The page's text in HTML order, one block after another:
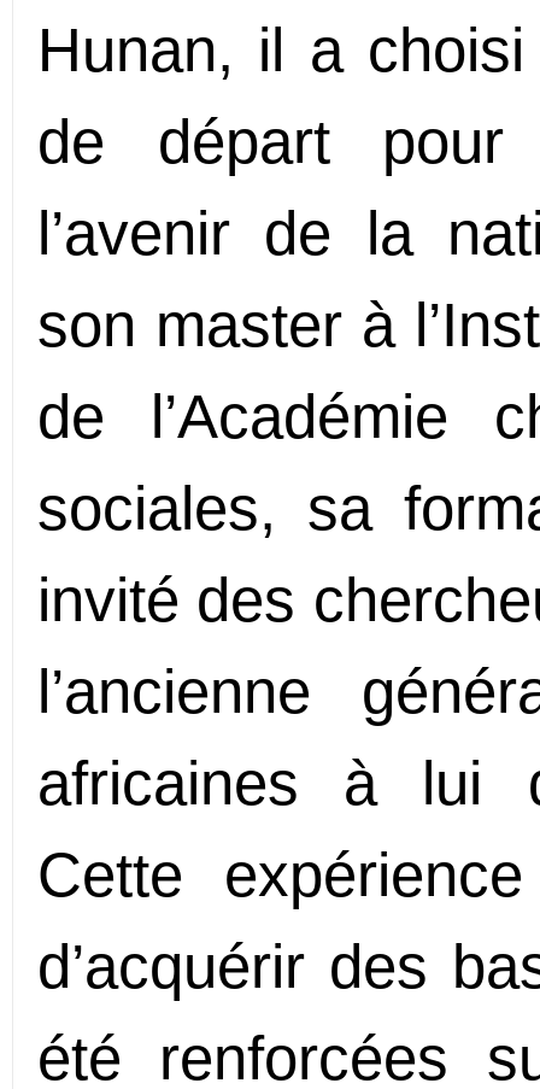
Hunan, il a choisi
de départ pour
l’avenir de la
son master à
de l’Académie
sociales, sa
invité des
l’ancienne
africaines à lui
Cette
d’acquérir des
été renforcées